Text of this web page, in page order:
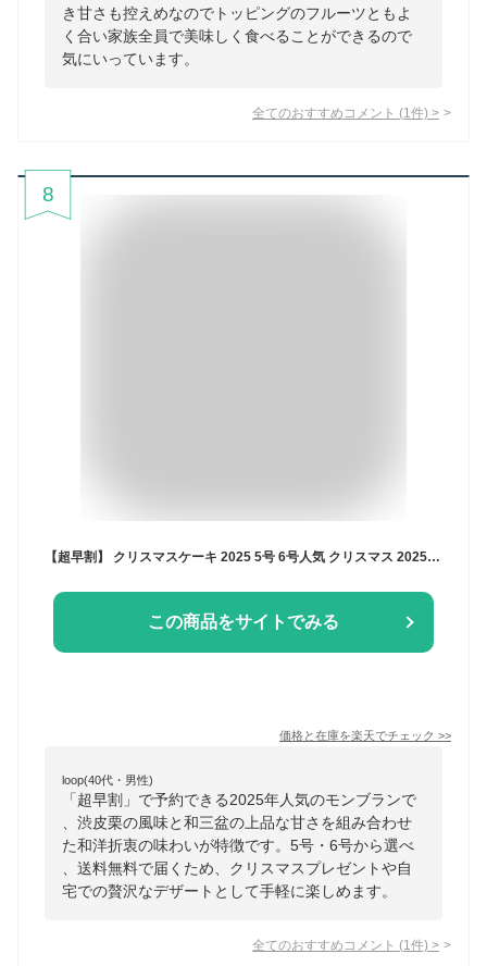
き甘さも控えめなのでトッピングのフルーツともよ
く合い家族全員で美味しく食べることができるので
気にいっています。
全てのおすすめコメント (1 件) >
8
【超早割】 クリスマスケーキ 2025 5号 6号人気 クリスマス 2025 予約 プレゼント ギフト 送料無料 渋皮栗と和三盆のモンブラン （おのし・包装・ラッピング不可）モンブラン クリスマス ケーキ ケーキ 栗
この商品をサイトでみる
価格と在庫を楽天でチェック >>
loop(40代・男性)
「超早割」で予約できる2025年人気のモンブランで
、渋皮栗の風味と和三盆の上品な甘さを組み合わせ
た和洋折衷の味わいが特徴です。5号・6号から選べ
、送料無料で届くため、クリスマスプレゼントや自
宅での贅沢なデザートとして手軽に楽しめます。
全てのおすすめコメント (1 件) >